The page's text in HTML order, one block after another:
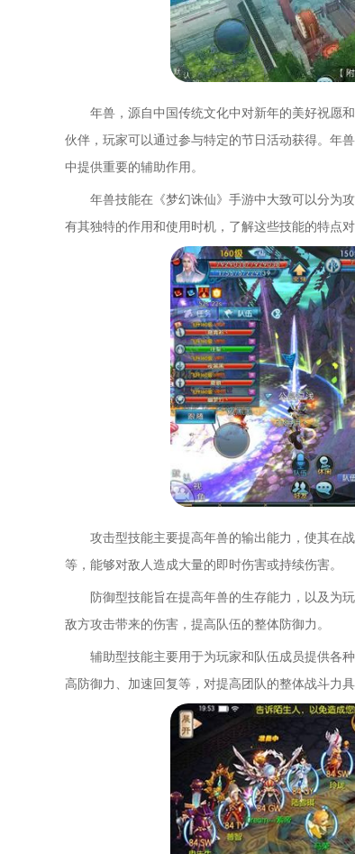
年兽，源自中国传统文化中对新年的美好祝愿
伙伴，玩家可以通过参与特定的节日活动获得。年
中提供重要的辅助作用。
年兽技能在《梦幻诛仙》手游中大致可以分为
有其独特的作用和使用时机，了解这些技能的特点
攻击型技能主要提高年兽的输出能力，使其在
等，能够对敌人造成大量的即时伤害或持续伤害。
防御型技能旨在提高年兽的生存能力，以及为
敌方攻击带来的伤害，提高队伍的整体防御力。
辅助型技能主要用于为玩家和队伍成员提供各
高防御力、加速回复等，对提高团队的整体战斗力具